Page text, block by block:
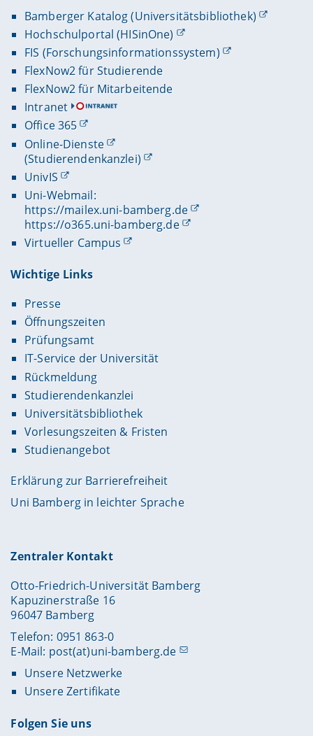
Bamberger Katalog (Universitätsbibliothek)
Hochschulportal (HISinOne)
FIS (Forschungsinformationssystem)
FlexNow2 für Studierende
FlexNow2 für Mitarbeitende
Intranet
Office 365
Online-Dienste
(Studierendenkanzlei)
UnivIS
Uni-Webmail:
https://mailex.uni-bamberg.de
https://o365.uni-bamberg.de
Virtueller Campus
Wichtige Links
Presse
Öffnungszeiten
Prüfungsamt
IT-Service der Universität
Rückmeldung
Studierendenkanzlei
Universitätsbibliothek
Vorlesungszeiten & Fristen
Studienangebot
Erklärung zur Barrierefreiheit
Uni Bamberg in leichter Sprache
Zentraler Kontakt
Otto-Friedrich-Universität Bamberg
Kapuzinerstraße 16
96047 Bamberg
Telefon: 0951 863-0
E-Mail: post(at)uni-bamberg.de
Unsere Netzwerke
Unsere Zertifikate
Folgen Sie uns